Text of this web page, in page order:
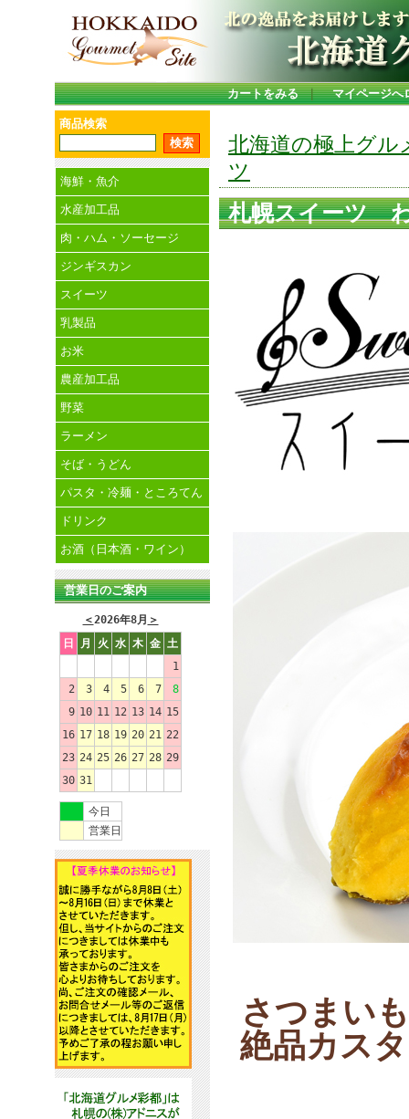
カートをみる｜ マイページへ
商品検索
海鮮・魚介
水産加工品
肉・ハム・ソーセージ
ジンギスカン
スイーツ
乳製品
お米
農産加工品
野菜
ラーメン
そば・うどん
パスタ・冷麺・ところてん
ドリンク
お酒（日本酒・ワイン）
営業日のご案内
＜2026年8月 ＞
日
月 火 水 木 金 土
1
2
3 4 5 6 7
8
9 10 11 12 13 14 15
16 17 18 19 20 21 22
23 24 25 26 27 28 29
30 31
今日
営業日
北海道の極上グル
ツ
札幌スイーツ
さつまい
絶品カス